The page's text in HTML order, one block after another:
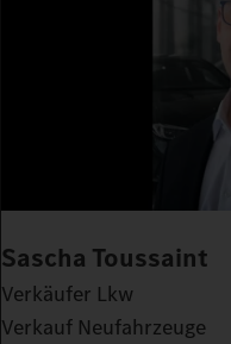
Sascha Toussaint
Verkäufer Lkw
Verkauf Neufahrzeuge